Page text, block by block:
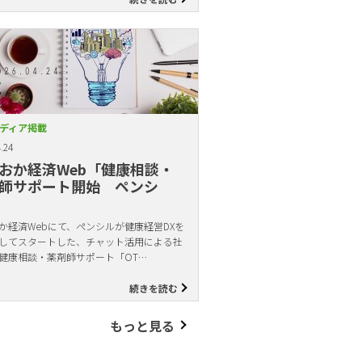
ィア掲載
か経済Web「健康相談・
サポート開始 ペンシ
経済Webにて、ペンシルが健康経営DXを
てスタートした、チャット活用による社
康相談・薬剤師サポート「OT…
続きを読む
もっと見る